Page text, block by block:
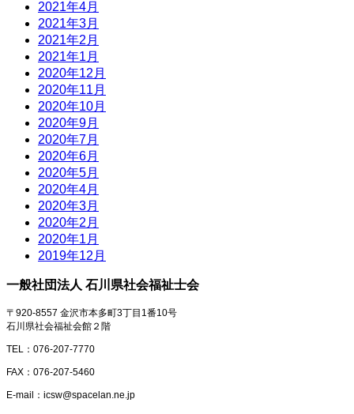
2021年4月
2021年3月
2021年2月
2021年1月
2020年12月
2020年11月
2020年10月
2020年9月
2020年7月
2020年6月
2020年5月
2020年4月
2020年3月
2020年2月
2020年1月
2019年12月
一般社団法人 石川県社会福祉士会
〒920-8557 金沢市本多町3丁目1番10号
石川県社会福祉会館２階
TEL：076-207-7770
FAX：076-207-5460
E-mail：icsw@spacelan.ne.jp